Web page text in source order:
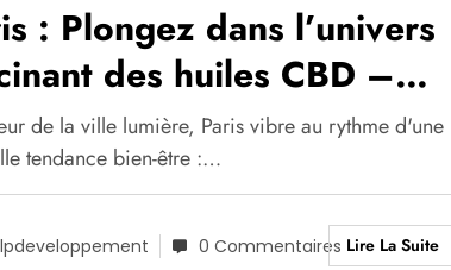
: Plongez dans l’univers
des huiles CBD –
complet pour une
optimale
de la ville lumière, Paris vibre au rythme d'une
tendance bien-être :…
0 Commentaires Lire La Suite